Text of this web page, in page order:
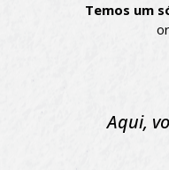
Temos um
Aqui,